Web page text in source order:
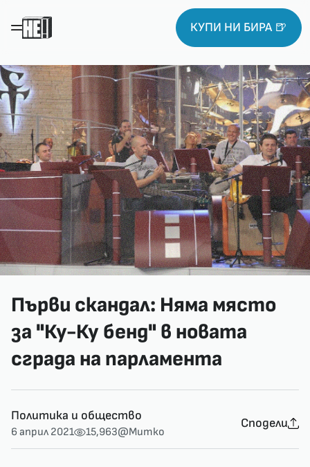
КУПИ НИ БИРА 🍺
Първи скандал: Няма място
за "Ку-Ку бенд" в новата
сграда на парламента
Политика и общество
6 април 2021 15,963@Митко
Сподели